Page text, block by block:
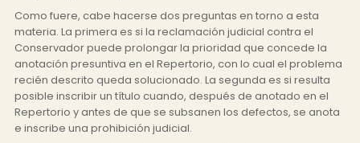
Como fuere, cabe hacerse dos preguntas en torno a esta
materia. La primera es si la reclamación judicial contra el
Conservador puede prolongar la prioridad que concede la
anotación presuntiva en el Repertorio, con lo cual el problema
recién descrito queda solucionado. La segunda es si resulta
posible inscribir un título cuando, después de anotado en el
Repertorio y antes de que se subsanen los defectos, se anota
e inscribe una prohibición judicial.